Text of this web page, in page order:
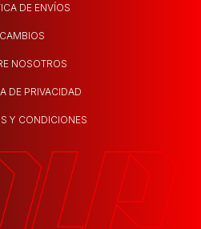
DE ENVÍOS
CAMBIOS
NOSOTROS
DE PRIVACIDAD
Y CONDICIONES